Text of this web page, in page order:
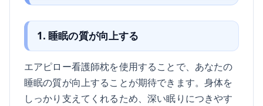
1. 睡眠の質が向上する
エアピロー看護師枕を使用することで、あなたの
睡眠の質が向上することが期待できます。身体を
しっかり支えてくれるため、深い眠りにつきやす